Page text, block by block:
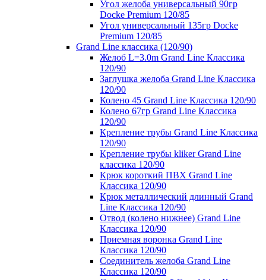
Угол желоба универсальный 90гр
Docke Premium 120/85
Угол универсальный 135гр Docke
Premium 120/85
Grand Line классика (120/90)
Желоб L=3.0m Grand Line Классика
120/90
Заглушка желоба Grand Line Классика
120/90
Колено 45 Grand Line Классика 120/90
Колено 67гр Grand Line Классика
120/90
Крепление трубы Grand Line Классика
120/90
Крепление трубы kliker Grand Line
классика 120/90
Крюк короткий ПВХ Grand Line
Классика 120/90
Крюк металлический длинный Grand
Line Классика 120/90
Отвод (колено нижнее) Grand Line
Классика 120/90
Приемная воронка Grand Line
Классика 120/90
Соединитель желоба Grand Line
Классика 120/90